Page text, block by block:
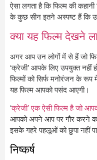
ऐसा लगता है कि फिल्म की
के कुछ सीन इतने अस्पष्ट हैं कि
क्या यह फिल्म देखने
अगर आप उन लोगों में से हैं जो
‘क्रेजी’ आपके लिए उपयुक्त
फिल्मों को सिर्फ मनोरंजन के
यह फिल्म आपको पसंद आएगी।
‘क्रेजी’ एक ऐसी फिल्म है जो
आपको अपने आप पर गौर करने का
इसके गहरे पहलूओं को छुपा नहीं
निष्कर्ष